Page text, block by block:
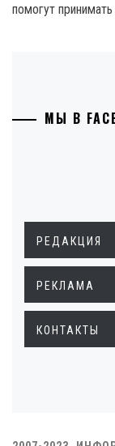
помогут
МЫ В
РЕДАКЦИЯ
РЕКЛАМА
КОНТАКТЫ